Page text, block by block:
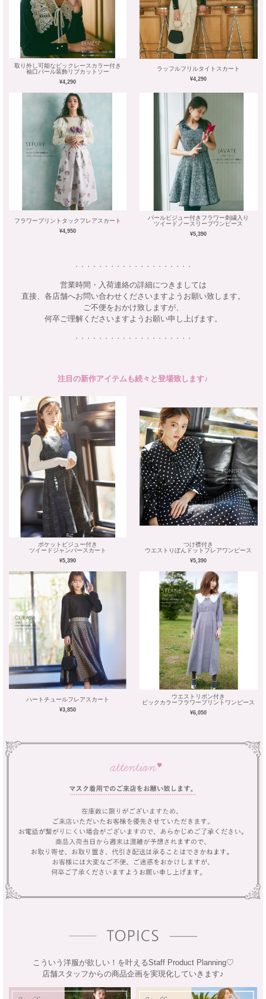
取り外し可能なビックレースカラー付き
袖口パール装飾リブカットソー
¥4,290
ラッフルフリルタイトスカート
¥4,290
フラワープリントタックフレアスカート
¥4,950
パールビジュー付きフラワー刺繍入り
ツイードノースリーブワンピース
¥5,390
・・・・・・・・・・・・・・・・・・・・
営業時間・入荷連絡の詳細につきましては
直接、各店舗へお問い合わせくださいますようお願い致します。
ご不便をおかけ致しますが、
何卒ご理解くださいますようお願い申し上げます。
・・・・・・・・・・・・・・・・・・・・
注目の新作アイテムも続々と登場致します♪
ポケットビジュー付き
ツイードジャンパースカート
¥5,390
つけ襟付き
ウエストりぼんドットフレアワンピース
¥5,390
ハートチュールフレアスカート
¥3,850
ウエストリボン付き
ビックカラーフラワープリントワンピース
¥6,050
こういう洋服が欲しい！を叶えるStaff Product Planning♡
店舗スタッフからの商品企画を実現化していきます♪